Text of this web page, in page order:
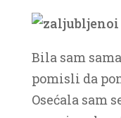
Bila sam
pomisli da
Osećala sam